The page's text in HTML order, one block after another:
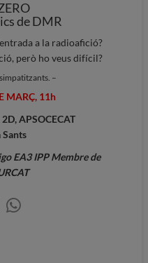
de DMR
a la radioafició?
però ho veus difícil?
–
MARÇ, 11h
APSOCECAT
Sants
EA3 IPP Membre de